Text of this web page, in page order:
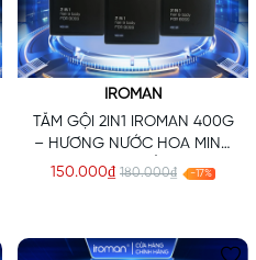
IROMAN
TẮM GỘI 2IN1 IROMAN 400G
– HƯƠNG NƯỚC HOA MIND
CAO CẤP
150.000₫ 180.000₫ -17%